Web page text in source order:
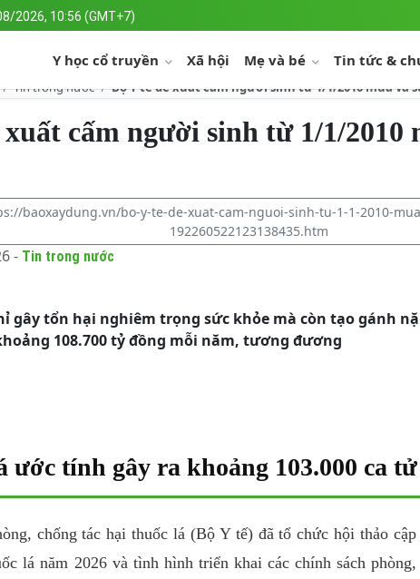
2026, 10:56 (GMT+7)
Y học cổ truyền Xã hội Mẹ và bé Tin tức &
Tin trong nước Bộ Y tế đề xuất cấm người sinh từ 1/1/2010 mua và
xuất cấm người sinh từ 1/1/2010
baoxaydung.vn/bo-y-te-de-xuat-cam-nguoi-sinh-tu-1-1-2010-
192260522123138435.htm
- Tin trong nước
gây tổn hại nghiêm trọng sức khỏe mà còn tạo gánh
108.700 tỷ đồng mỗi năm, tương đương
ước tính gây ra khoảng 103.000 ca
chống tác hại thuốc lá (Bộ Y tế) đã tổ chức hội thảo
lá năm 2026 và tình hình triển khai các chính sách